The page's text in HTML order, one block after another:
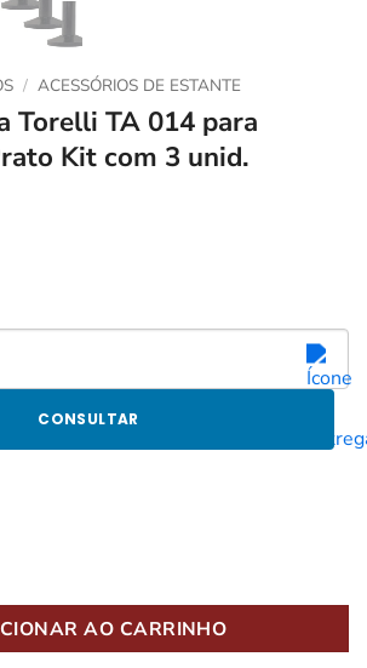
/ ACESSÓRIOS DE ESTANTE
Torelli TA 014 para
Kit com 3 unid.
CONSULTAR
TA 014 para Estante de Prato Kit com 3
AO CARRINHO